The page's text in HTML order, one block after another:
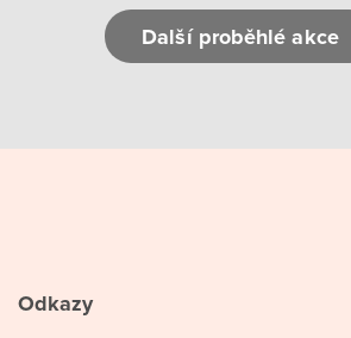
Další proběhlé akce
Odkazy